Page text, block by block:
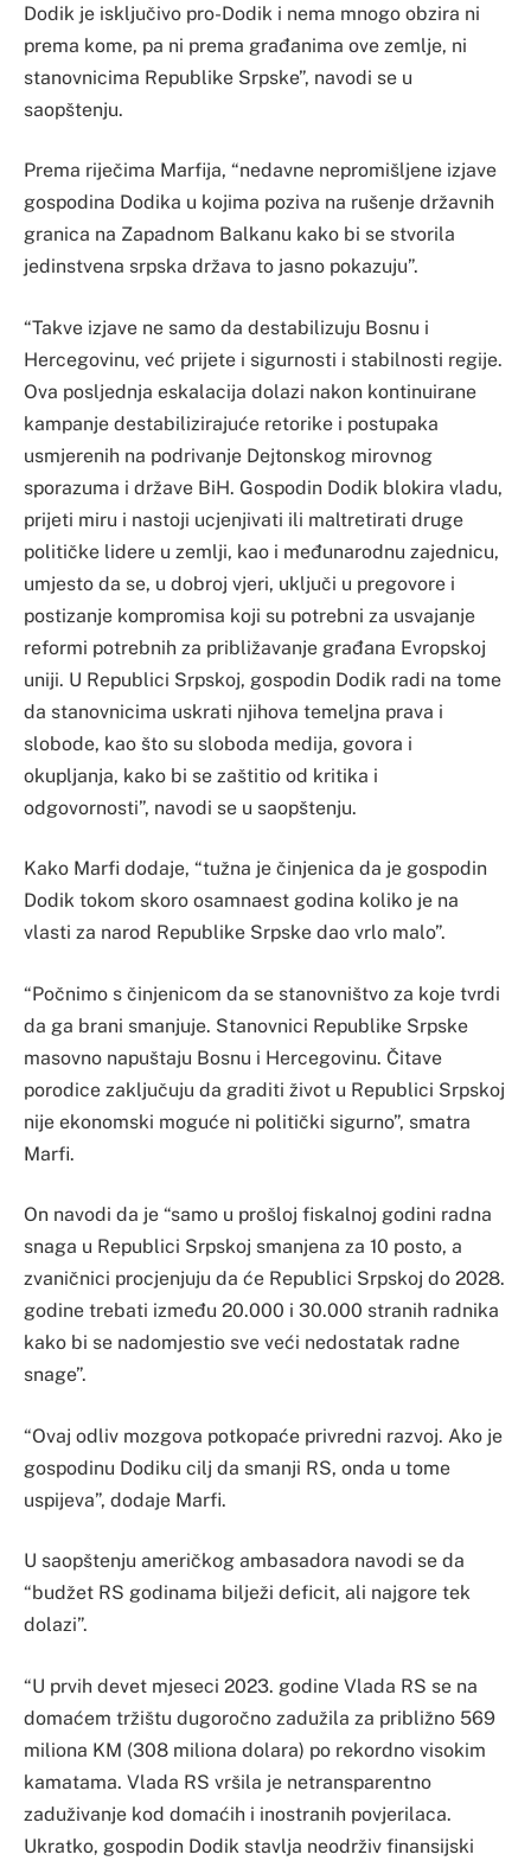
Dodik je isključivo pro-Dodik i nema mnogo obzira ni
prema kome, pa ni prema građanima ove zemlje, ni
stanovnicima Republike Srpske”, navodi se u
saopštenju.
Prema riječima Marfija, “nedavne nepromišljene izjave
gospodina Dodika u kojima poziva na rušenje državnih
granica na Zapadnom Balkanu kako bi se stvorila
jedinstvena srpska država to jasno pokazuju”.
“Takve izjave ne samo da destabilizuju Bosnu i
Hercegovinu, već prijete i sigurnosti i stabilnosti regije.
Ova posljednja eskalacija dolazi nakon kontinuirane
kampanje destabilizirajuće retorike i postupaka
usmjerenih na podrivanje Dejtonskog mirovnog
sporazuma i države BiH. Gospodin Dodik blokira vladu,
prijeti miru i nastoji ucjenjivati ​​ili maltretirati druge
političke lidere u zemlji, kao i međunarodnu zajednicu,
umjesto da se, u dobroj vjeri, uključi u pregovore i
postizanje kompromisa koji su potrebni za usvajanje
reformi potrebnih za približavanje građana Evropskoj
uniji. U Republici Srpskoj, gospodin Dodik radi na tome
da stanovnicima uskrati njihova temeljna prava i
slobode, kao što su sloboda medija, govora i
okupljanja, kako bi se zaštitio od kritika i
odgovornosti”, navodi se u saopštenju.
Kako Marfi dodaje, “tužna je činjenica da je gospodin
Dodik tokom skoro osamnaest godina koliko je na
vlasti za narod Republike Srpske dao vrlo malo”.
“Počnimo s činjenicom da se stanovništvo za koje tvrdi
da ga brani smanjuje. Stanovnici Republike Srpske
masovno napuštaju Bosnu i Hercegovinu. Čitave
porodice zaključuju da graditi život u Republici Srpskoj
nije ekonomski moguće ni politički sigurno”, smatra
Marfi.
On navodi da je “samo u prošloj fiskalnoj godini radna
snaga u Republici Srpskoj smanjena za 10 posto, a
zvaničnici procjenjuju da će Republici Srpskoj do 2028.
godine trebati između 20.000 i 30.000 stranih radnika
kako bi se nadomjestio sve veći nedostatak radne
snage”.
“Ovaj odliv mozgova potkopaće privredni razvoj. Ako je
gospodinu Dodiku cilj da smanji RS, onda u tome
uspijeva”, dodaje Marfi.
U saopštenju američkog ambasadora navodi se da
“budžet RS godinama bilježi deficit, ali najgore tek
dolazi”.
“U prvih devet mjeseci 2023. godine Vlada RS se na
domaćem tržištu dugoročno zadužila za približno 569
miliona KM (308 miliona dolara) po rekordno visokim
kamatama. Vlada RS vršila je netransparentno
zaduživanje kod domaćih i inostranih povjerilaca.
Ukratko, gospodin Dodik stavlja neodrživ finansijski